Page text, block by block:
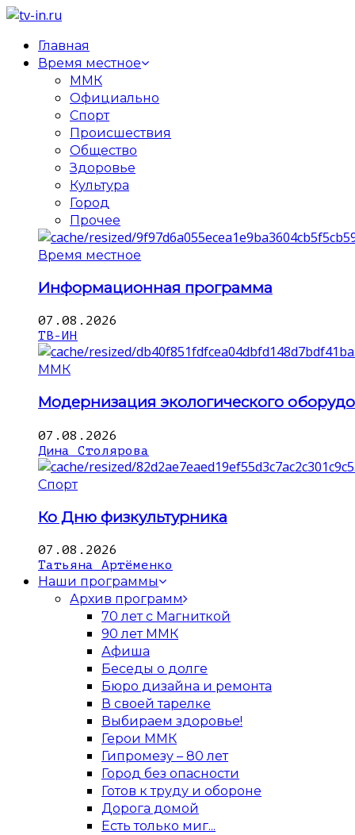
Главная
Время местное
ММК
Официально
Спорт
Происшествия
Общество
Здоровье
Культура
Город
Прочее
Время местное
Информационная программа
07.08.2026
ТВ-ИН
ММК
Модернизация экологического
07.08.2026
Дина Столярова
Спорт
Ко Дню физкультурника
07.08.2026
Татьяна Артёменко
Наши программы
Архив программ
70 лет с Магниткой
90 лет ММК
Афиша
Беседы о долге
Бюро дизайна и ремонта
В своей тарелке
Выбираем здоровье!
Герои ММК
Гипромезу – 80 лет
Город без опасности
Готов к труду и обороне
Дорога домой
Есть только миг...